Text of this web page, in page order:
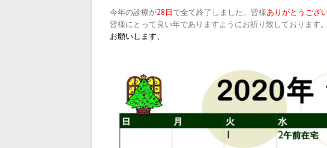
今年の診療が28日で全て終了しました。皆様ありがとうござ
皆様にとって良い年でありますようにお祈り致しております
お願いします、